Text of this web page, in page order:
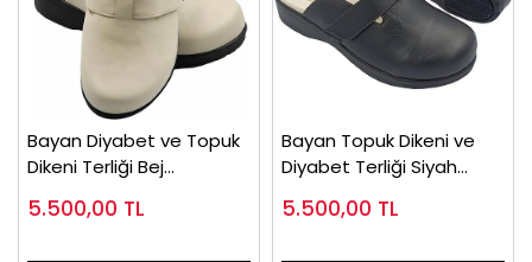
Bayan Diyabet ve Topuk
Dikeni Terliği Bej
5.500,00 TL
Bayan Topuk Dikeni ve
Diyabet Terliği Siyah
5.500,00 TL